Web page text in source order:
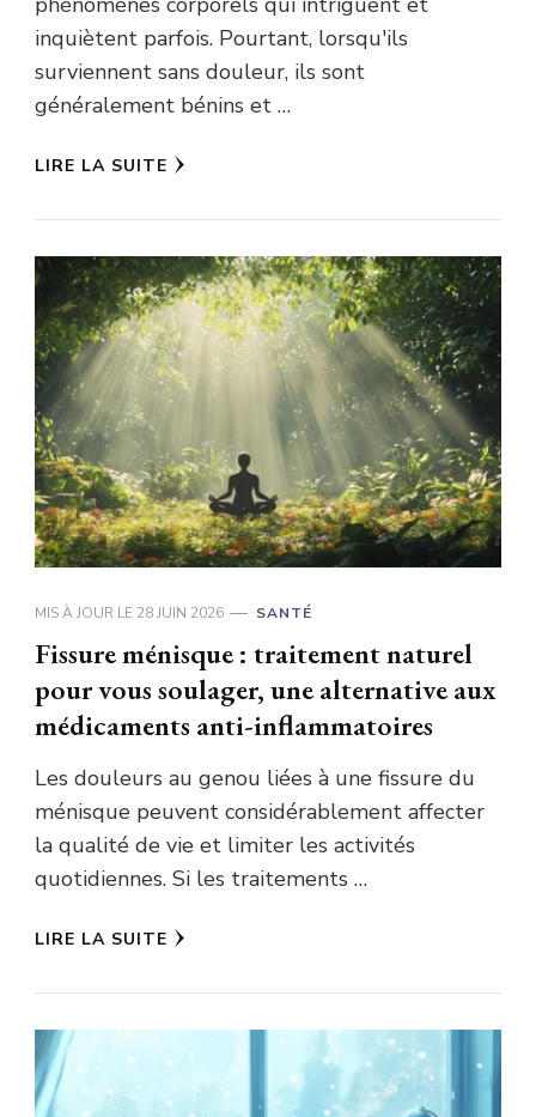
inquiètent parfois. Pourtant, lorsqu'ils
surviennent sans douleur, ils sont
généralement bénins et …
LIRE LA SUITE
MIS À JOUR LE 28 JUIN 2026 SANTÉ
Fissure ménisque : traitement naturel
pour vous soulager, une alternative aux
médicaments anti-inflammatoires
Les douleurs au genou liées à une fissure du
ménisque peuvent considérablement affecter
la qualité de vie et limiter les activités
quotidiennes. Si les traitements …
LIRE LA SUITE